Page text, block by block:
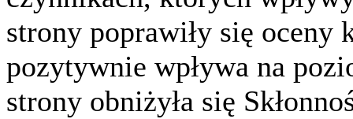
strony poprawiły się oceny
pozytywnie wpływa na
strony obniżyła się